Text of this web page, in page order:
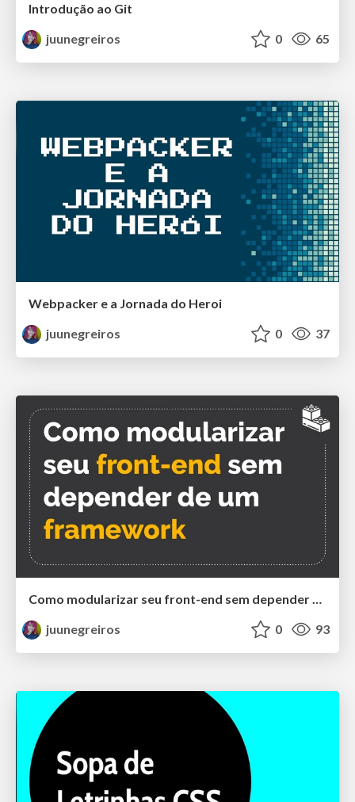
Introdução ao Git
juunegreiros
0 65
Webpacker e a Jornada do Heroi
juunegreiros
0 37
Como modularizar seu front-end sem depender de um framework
juunegreiros
0 93